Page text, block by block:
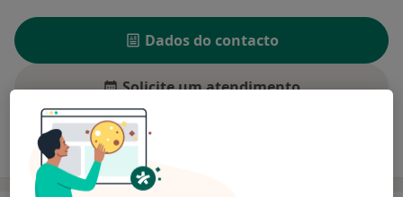
Dados do contacto
Solicite um atendimento
Experiência